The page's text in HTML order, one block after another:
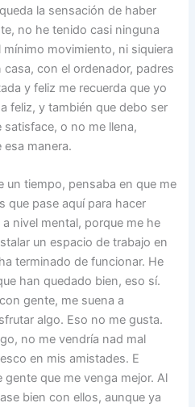
la sensación de haber
no he tenido casi ninguna
movimiento, ni siquiera
con el ordenador, padres
y feliz me recuerda que yo
feliz, y también que debo ser
o no me llena,
esa manera.
un tiempo, pensaba en que me
que pase aquí para hacer
nivel mental, porque me he
un espacio de trabajo en
terminado de funcionar. He
han quedado bien, eso sí.
gente, me suena a
algo. Eso no me gusta.
no me vendría nad mal
en mis amistades. E
que me venga mejor. Al
bien con ellos, aunque ya